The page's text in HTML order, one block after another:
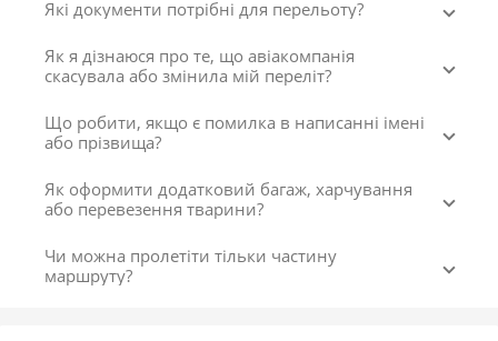
Які документи потрібні для перельоту?
Як я дізнаюся про те, що авіакомпанія
скасувала або змінила мій переліт?
Що робити, якщо є помилка в написанні імені
або прізвища?
Як оформити додатковий багаж, харчування
або перевезення тварини?
Чи можна пролетіти тільки частину
маршруту?